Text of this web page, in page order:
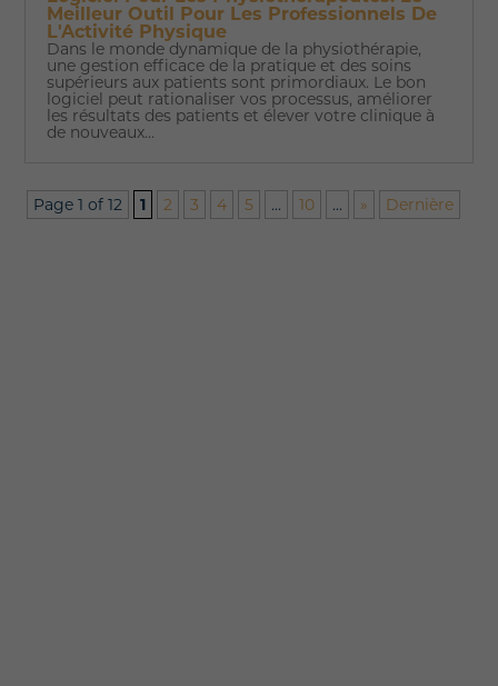
Meilleur Outil Pour Les Professionnels De
L'Activité Physique
Dans le monde dynamique de la physiothérapie,
une gestion efficace de la pratique et des soins
supérieurs aux patients sont primordiaux. Le bon
logiciel peut rationaliser vos processus, améliorer
les résultats des patients et élever votre clinique à
de nouveaux...
Page 1 of 12 1 2 3 4 5 ... 10 ... » Dernière